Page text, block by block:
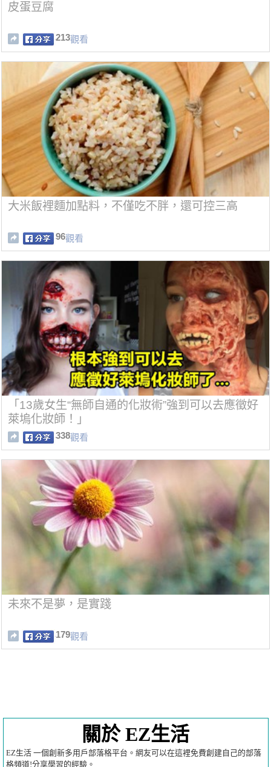
皮蛋豆腐
213觀看
大米飯裡麵加點料，不僅吃不胖，還可控三高
96觀看
「13歲女生“無師自通的化妝術”強到可以去應徵好
萊塢化妝師！」
338觀看
未來不是夢，是實踐
179觀看
關於 EZ生活
EZ生活 一個創新多用戶部落格平台。網友可以在這裡免費創建自己的部落
格頻道!分享學習的經驗。